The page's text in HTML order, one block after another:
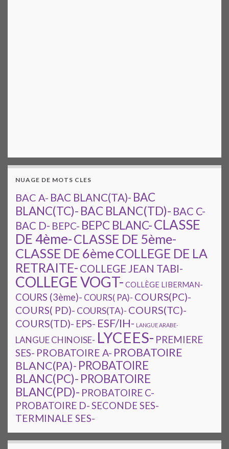
NUAGE DE MOTS CLES
BAC A- BAC BLANC(TA)- BAC
BLANC(TC)- BAC BLANC(TD)- BAC C-
BAC D- BEPC- BEPC BLANC-CLASSE
DE 4ème-CLASSE DE 5ème-
CLASSE DE 6èmeCOLLEGE DE LA
RETRAITE- COLLEGE JEAN TABI-
COLLEGE VOGT- COLLÈGE LIBERMAN-
COURS (3ème)- COURS( PA)- COURS(PC)-
COURS( PD)- COURS(TA)- COURS(TC)-
COURS(TD)- EPS- ESF/IH- LANGUE ARABE-
LANGUE CHINOISE- LYCEES- PREMIERE
SES- PROBATOIRE A- PROBATOIRE
BLANC(PA)- PROBATOIRE
BLANC(PC)- PROBATOIRE
BLANC(PD)- PROBATOIRE C-
PROBATOIRE D-SECONDE SES-
TERMINALE SES-